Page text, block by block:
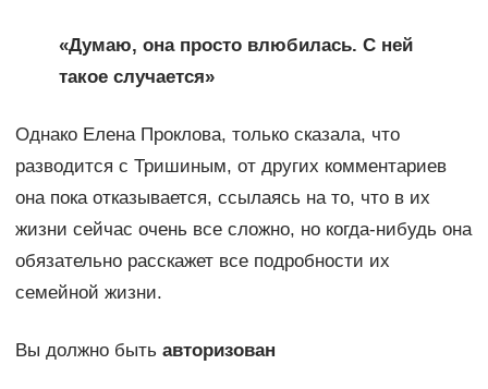
«Думаю, она просто влюбилась. С ней
такое случается»
Однако Елена Проклова, только сказала, что
разводится с Тришиным, от других комментариев
она пока отказывается, ссылаясь на то, что в их
жизни сейчас очень все сложно, но когда-нибудь она
обязательно расскажет все подробности их
семейной жизни.
Вы должно быть авторизован